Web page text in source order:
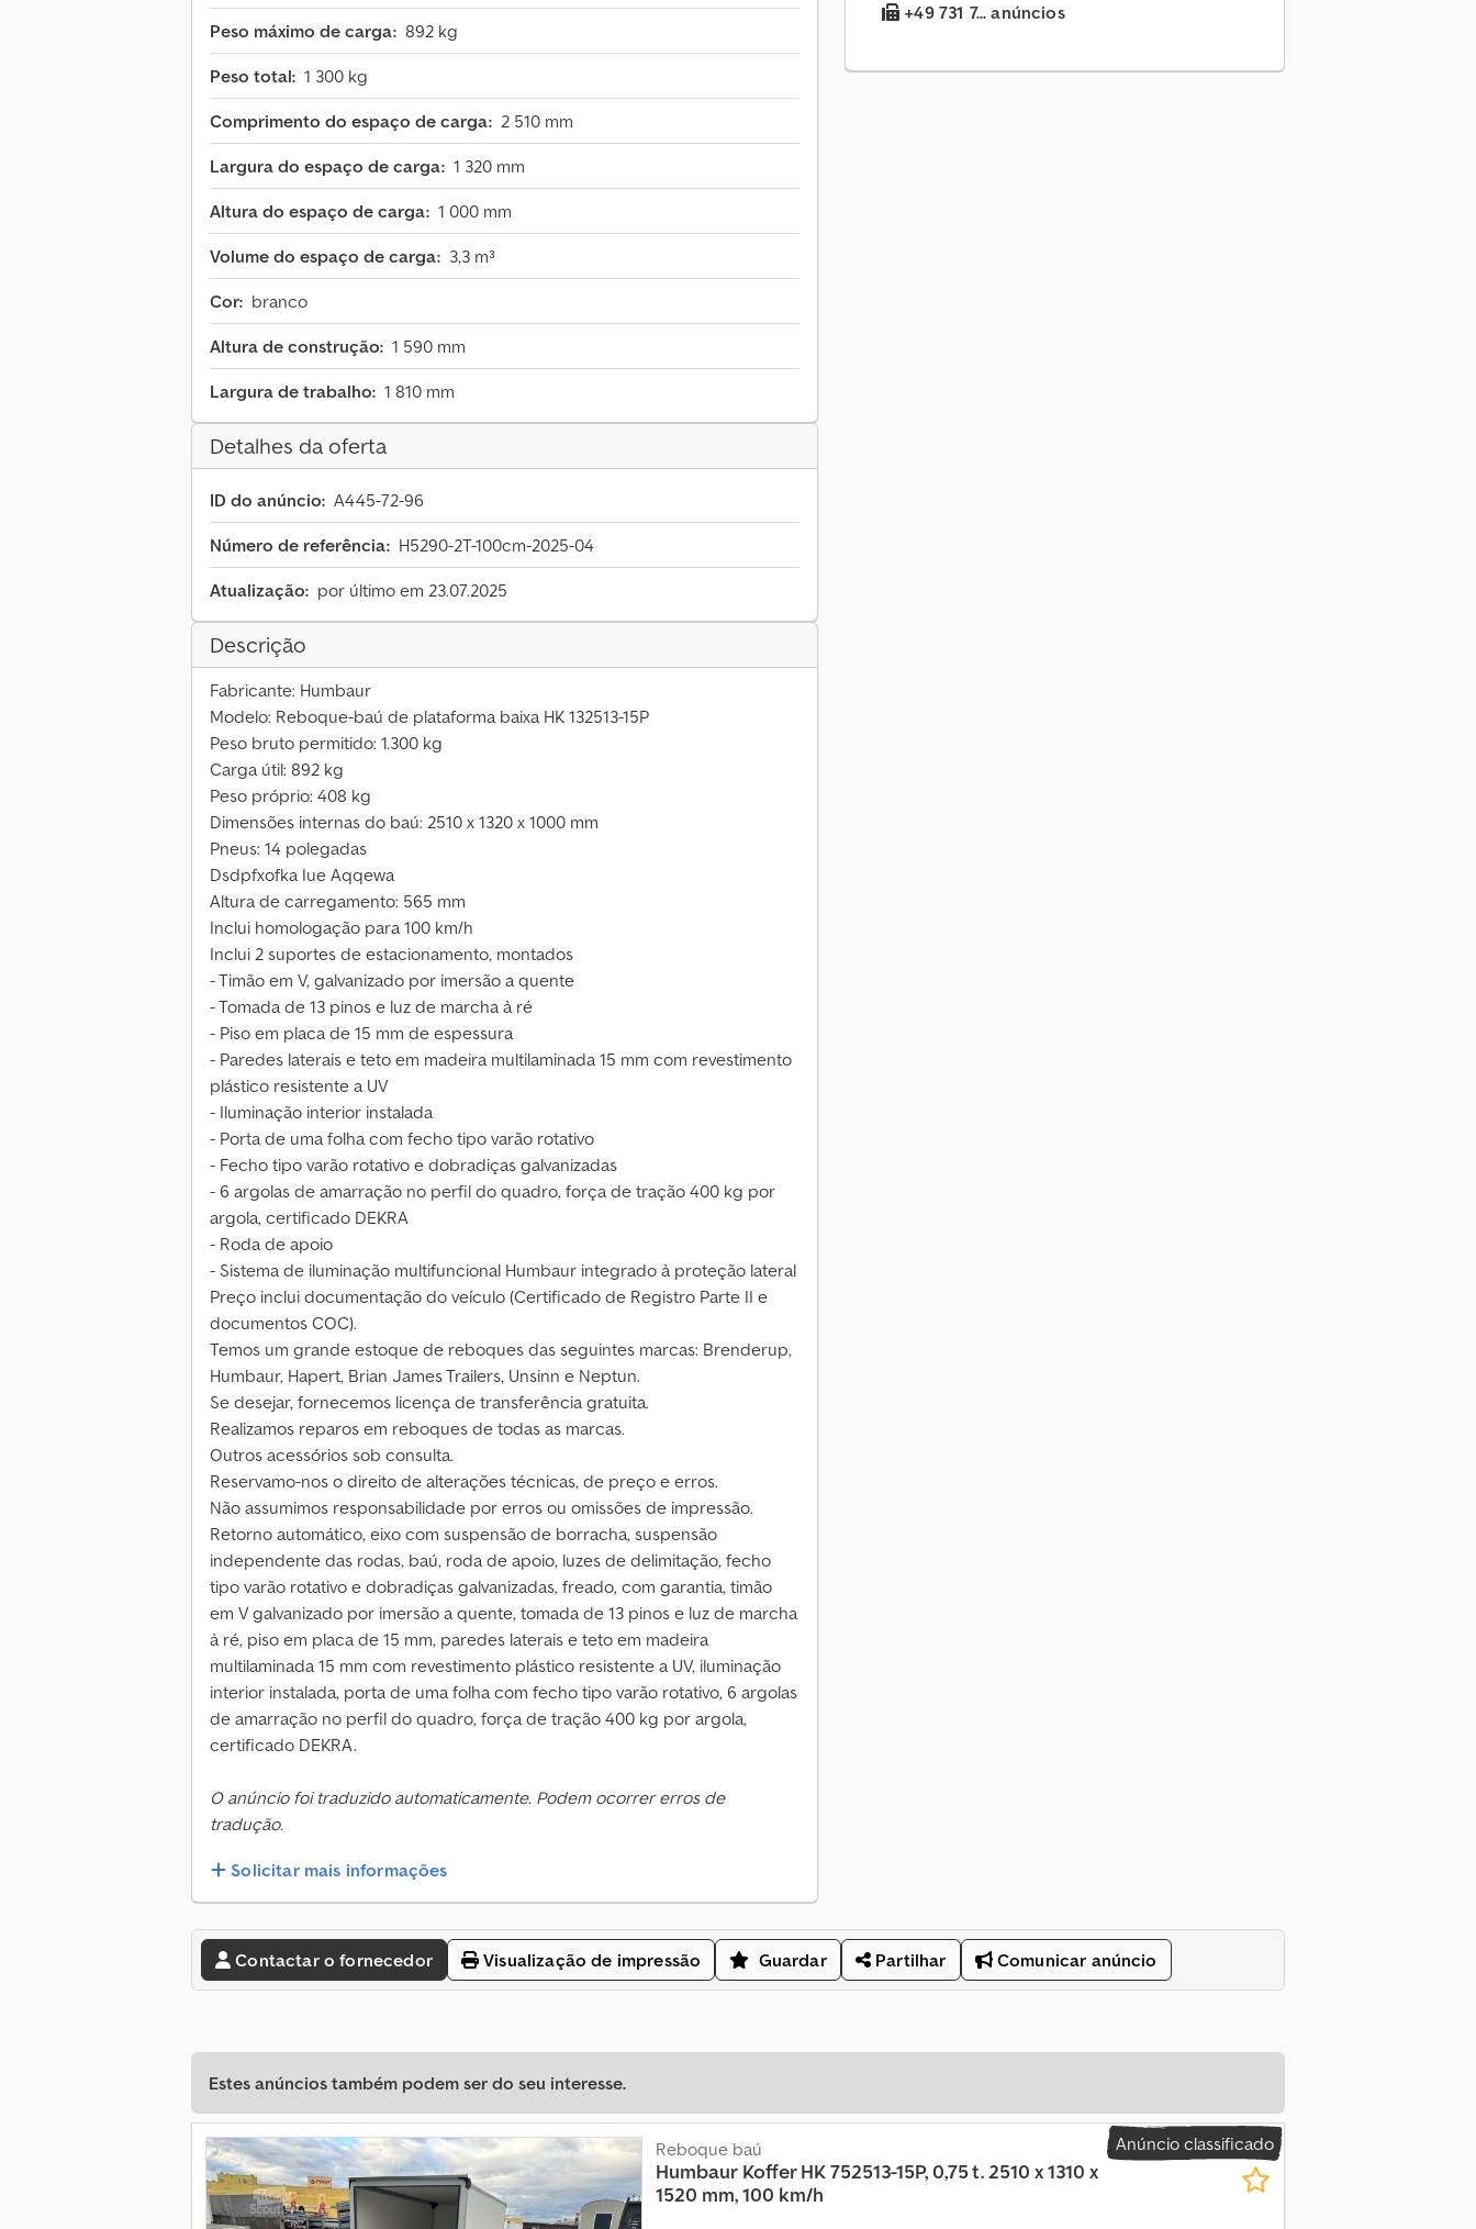
Peso máximo de carga: 892 kg
Peso total: 1 300 kg
Comprimento do espaço de carga: 2 510 mm
Largura do espaço de carga: 1 320 mm
Altura do espaço de carga: 1 000 mm
Volume do espaço de carga: 3,3 m³
Cor: branco
Altura de construção: 1 590 mm
Largura de trabalho: 1 810 mm
Detalhes da oferta
ID do anúncio: A445-72-96
Número de referência: H5290-2T-100cm-2025-04
Atualização: por último em 23.07.2025
Descrição
Fabricante: Humbaur
Modelo: Reboque-baú de plataforma baixa HK 132513-15P
Peso bruto permitido: 1.300 kg
Carga útil: 892 kg
Peso próprio: 408 kg
Dimensões internas do baú: 2510 x 1320 x 1000 mm
Pneus: 14 polegadas
Dsdpfxofka Iue Aqqewa
Altura de carregamento: 565 mm
Inclui homologação para 100 km/h
Inclui 2 suportes de estacionamento, montados
- Timão em V, galvanizado por imersão a quente
- Tomada de 13 pinos e luz de marcha à ré
- Piso em placa de 15 mm de espessura
- Paredes laterais e teto em madeira multilaminada 15 mm com revestimento
plástico resistente a UV
- Iluminação interior instalada
- Porta de uma folha com fecho tipo varão rotativo
- Fecho tipo varão rotativo e dobradiças galvanizadas
- 6 argolas de amarração no perfil do quadro, força de tração 400 kg por
argola, certificado DEKRA
- Roda de apoio
- Sistema de iluminação multifuncional Humbaur integrado à proteção lateral
Preço inclui documentação do veículo (Certificado de Registro Parte II e
documentos COC).
Temos um grande estoque de reboques das seguintes marcas: Brenderup,
Humbaur, Hapert, Brian James Trailers, Unsinn e Neptun.
Se desejar, fornecemos licença de transferência gratuita.
Realizamos reparos em reboques de todas as marcas.
Outros acessórios sob consulta.
Reservamo-nos o direito de alterações técnicas, de preço e erros.
Não assumimos responsabilidade por erros ou omissões de impressão.
Retorno automático, eixo com suspensão de borracha, suspensão
independente das rodas, baú, roda de apoio, luzes de delimitação, fecho
tipo varão rotativo e dobradiças galvanizadas, freado, com garantia, timão
em V galvanizado por imersão a quente, tomada de 13 pinos e luz de marcha
à ré, piso em placa de 15 mm, paredes laterais e teto em madeira
multilaminada 15 mm com revestimento plástico resistente a UV, iluminação
interior instalada, porta de uma folha com fecho tipo varão rotativo, 6 argolas
de amarração no perfil do quadro, força de tração 400 kg por argola,
certificado DEKRA.
O anúncio foi traduzido automaticamente. Podem ocorrer erros de
tradução.
Solicitar mais informações
+49 731 7... anúncios
Contactar o fornecedor Visualização de impressão Guardar Partilhar Comunicar anúncio
Estes anúncios também podem ser do seu interesse.
Anúncio classificado
Reboque baú
Humbaur Koffer HK 752513-15P, 0,75 t. 2510 x 1310 x
1520 mm, 100 km/h